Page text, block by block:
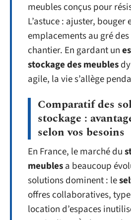
meubles conçus pour
L’astuce : ajuster, bouger
emplacements au gré
chantier. En gardant un
stockage des meubles
agile, la vie s’allège
Comparatif des
stockage :
selon vos besoins
En France, le marché du
meublesa beaucoup
solutions dominent : le
offres collaboratives, type
location d’espaces